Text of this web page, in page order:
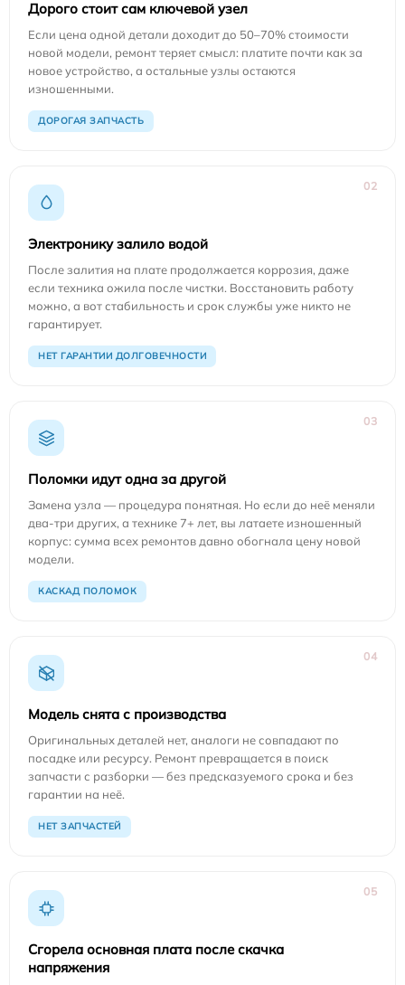
Дорого стоит сам ключевой узел
Если цена одной детали доходит до 50–70% стоимости
новой модели, ремонт теряет смысл: платите почти как за
новое устройство, а остальные узлы остаются
изношенными.
ДОРОГАЯ ЗАПЧАСТЬ
02
Электронику залило водой
После залития на плате продолжается коррозия, даже
если техника ожила после чистки. Восстановить работу
можно, а вот стабильность и срок службы уже никто не
гарантирует.
НЕТ ГАРАНТИИ ДОЛГОВЕЧНОСТИ
03
Поломки идут одна за другой
Замена узла — процедура понятная. Но если до неё меняли
два-три других, а технике 7+ лет, вы латаете изношенный
корпус: сумма всех ремонтов давно обогнала цену новой
модели.
КАСКАД ПОЛОМОК
04
Модель снята с производства
Оригинальных деталей нет, аналоги не совпадают по
посадке или ресурсу. Ремонт превращается в поиск
запчасти с разборки — без предсказуемого срока и без
гарантии на неё.
НЕТ ЗАПЧАСТЕЙ
05
Сгорела основная плата после скачка
напряжения